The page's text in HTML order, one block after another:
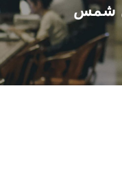
القطاعـات
الشئون الأكاديمية
البحث العلمي
شمس